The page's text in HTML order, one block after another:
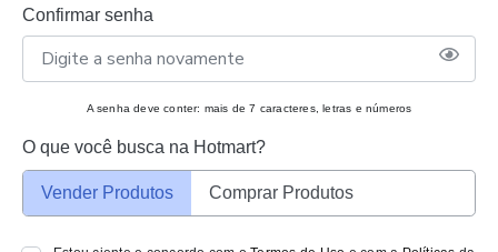
Confirmar senha
A senha deve conter: mais de 7 caracteres, letras e números
O que você busca na Hotmart?
Vender Produtos Comprar Produtos